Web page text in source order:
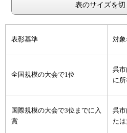
表のサイズを切
表彰基準 対
全国規模の大会で1位
呉
に
国際規模の大会で3位までに入
賞
呉市
た